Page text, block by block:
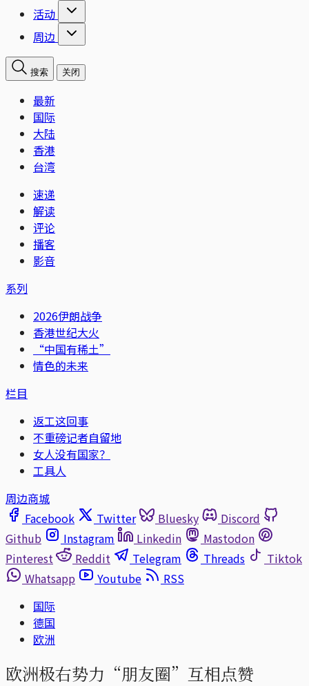
活动
周边
搜索 关闭
最新
国际
大陆
香港
台湾
速递
解读
评论
播客
影音
系列
2026伊朗战争
香港世纪大火
“中国有稀土”
情色的未来
栏目
返工这回事
不重磅记者自留地
女人没有国家？
工具人
周边商城
Facebook
Twitter Bluesky
Discord
Github
Instagram Linkedin
Mastodon
Pinterest
Reddit Telegram Threads
Tiktok
Whatsapp
Youtube
RSS
国际
德国
欧洲
欧洲极右势力“朋友圈”互相点赞